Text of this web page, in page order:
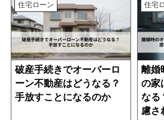
住宅ローン
破産手続きでオーバーロ
ーン不動産はどうなる？
手放すことになるのか
住宅
離婚
の家
なる
慮さ